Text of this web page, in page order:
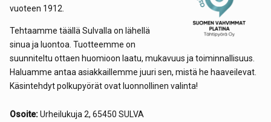
vuoteen 1912.
Tehtaamme täällä Sulvalla on lähellä
sinua ja luontoa. Tuotteemme on
suunniteltu ottaen huomioon laatu, mukavuus ja toiminnallisuus.
Haluamme antaa asiakkaillemme juuri sen, mistä he haaveilevat.
Käsintehdyt polkupyörät ovat luonnollinen valinta!
Osoite:Urheilukuja 2, 65450 SULVA